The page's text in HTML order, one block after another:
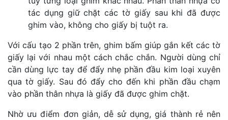
tác dụng giữ chặt các tờ giấy sau khi đã được
ghim vào, không cho giấy bị tuột ra.
Với cấu tạo 2 phần trên, ghim bấm giúp gắn kết các tờ
giấy lại với nhau một cách chắc chắn. Người dùng chỉ
cần dùng lực tay để đẩy nhẹ phần đầu kim loại xuyên
qua tờ giấy. Sau đó đẩy cho đến khi phần đầu chạm
vào phần thân nhựa là giấy đã được ghim chặt.
Nhờ ưu điểm đơn giản, dễ sử dụng, giá thành rẻ nên